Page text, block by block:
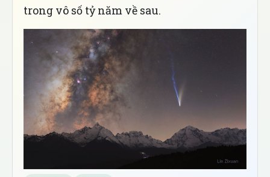
trong vô số tỷ năm về sau.